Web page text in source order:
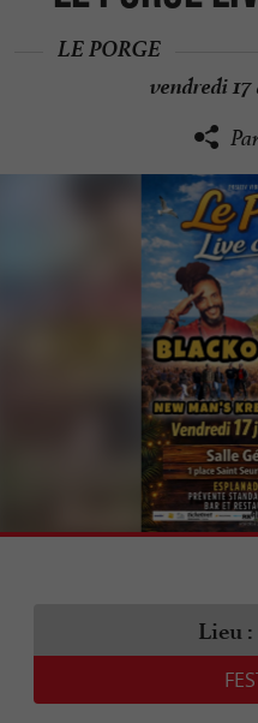
LE PORGE
vendredi
Lieu :